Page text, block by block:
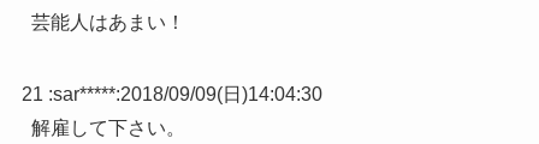
芸能人はあまい！
21 :sar*****:2018/09/09(日)14:04:30
解雇して下さい。